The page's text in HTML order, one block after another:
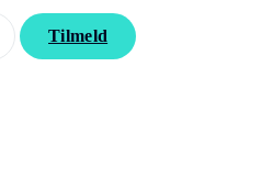
Tilmeld